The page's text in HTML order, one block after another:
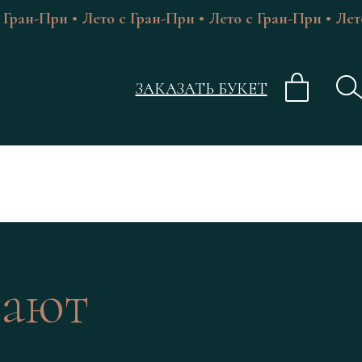
При • Лето с Гран-При • Лето с Гран-При •
ЗАКАЗАТЬ БУКЕТ